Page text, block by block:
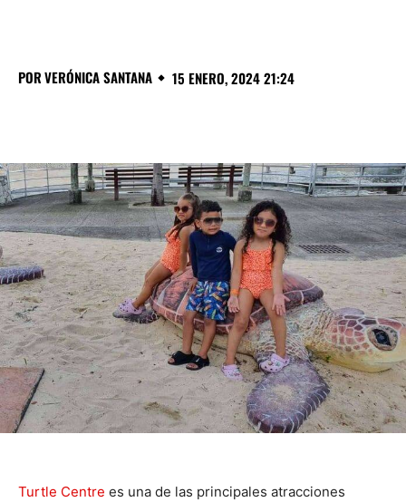
PORVERÓNICA SANTANA 15 ENERO, 2024 21:24
Turtle Centre es una de las principales atracciones